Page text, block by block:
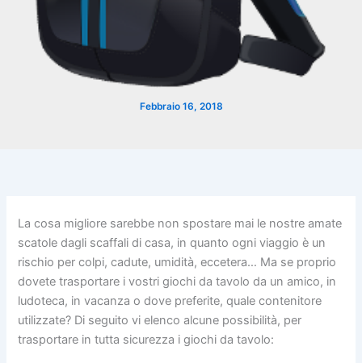
Febbraio 16, 2018
La cosa migliore sarebbe non spostare mai le nostre amate
scatole dagli scaffali di casa, in quanto ogni viaggio è un
rischio per colpi, cadute, umidità, eccetera… Ma se proprio
dovete trasportare i vostri giochi da tavolo da un amico, in
ludoteca, in vacanza o dove preferite, quale contenitore
utilizzate? Di seguito vi elenco alcune possibilità, per
trasportare in tutta sicurezza i giochi da tavolo: